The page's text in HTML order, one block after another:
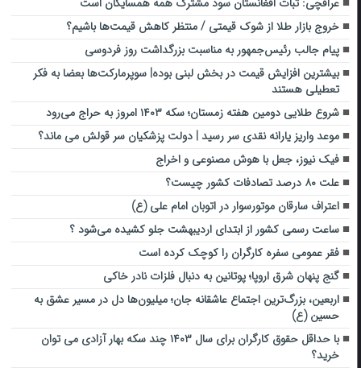
خروج بازار طلا از شوک قیمتی / منتظر کاهش قیمت‌ها باشیم؟
پیام جالب رئیس‌جمهور به مناسبت بزرگداشت روز فردوسی
بیشترین افزایش قیمت در بخش لبنی بوده| سوپرمارکت‌ها بعضا به فکر
تعطیلی هستند
شروع طلایی دومین هفته زمستان؛ سکه ۱۴۰۳ امروز به حراج می‌رود
موعد واریز یارانه نقدی سر رسید | دولت پزشکیان سر قولش می ماند؟
فیک نیوز، جعل با هوش مصنوعی و اخراج
علت ۸۰ درصد تصادفات کشور چیست؟
اعتراف سارقان موتورسوار در اتوبان امام علی (ع)
ساعت رسمی کشور از ابتدای اردیبهشت جلو کشیده می‌شود ؟
فقر عمومی سفره کارگران را کوچک کرده است
گنج پنهان شرق اروپا؛ پوتانین به دنبال فلزات نادر خاکی
اربعین، بزرگ‌ترین اجتماع عاشقانه جان؛ میلیون‌ها دل در مسیر عشق به
حسین (ع)
با حداقل حقوق کارگران برای سال ۱۴۰۳ چند سکه بهار آزادی می توان
خرید؟